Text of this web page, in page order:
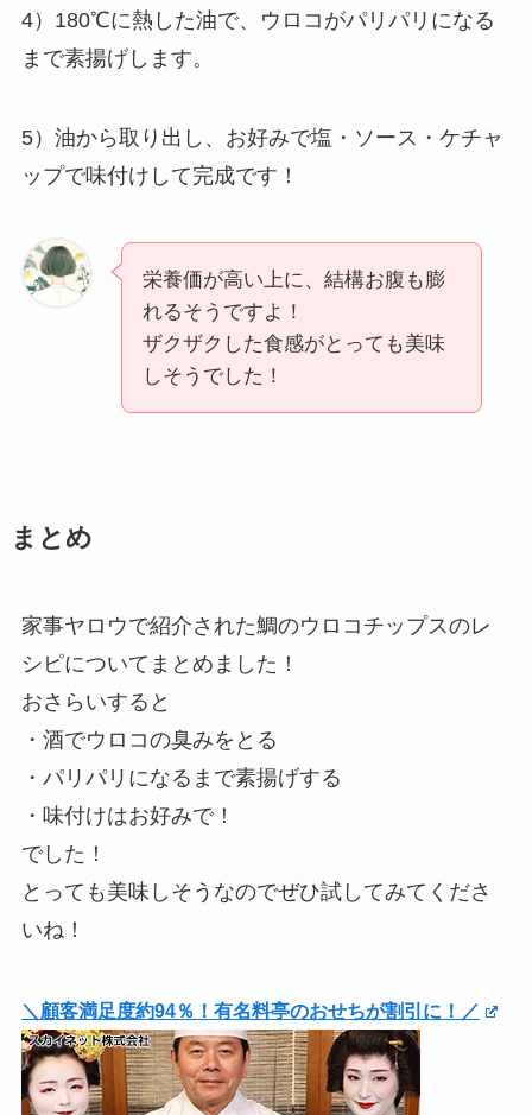
4）180℃に熱した油で、ウロコがパリパリになる
まで素揚げします。
5）油から取り出し、お好みで塩・ソース・ケチャ
ップで味付けして完成です！
栄養価が高い上に、結構お腹も膨
れるそうですよ！
ザクザクした食感がとっても美味
しそうでした！
まとめ
家事ヤロウで紹介された鯛のウロコチップスのレ
シピについてまとめました！
おさらいすると
・酒でウロコの臭みをとる
・パリパリになるまで素揚げする
・味付けはお好みで！
でした！
とっても美味しそうなのでぜひ試してみてくださ
いね！
＼顧客満足度約94％！有名料亭のおせちが割引に！／